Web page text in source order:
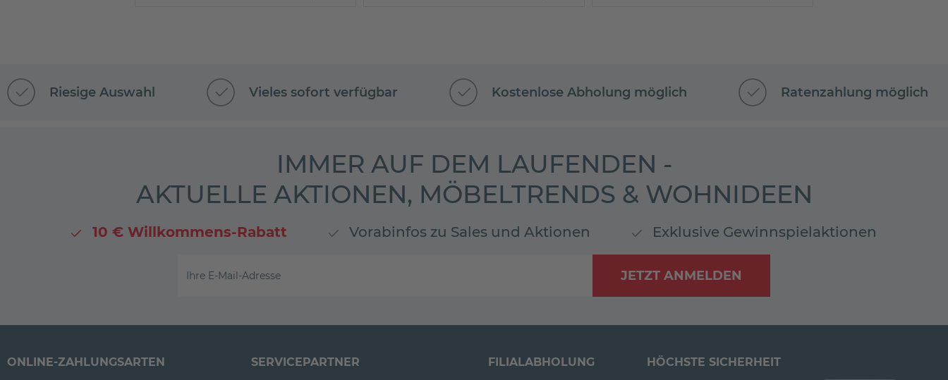
Riesige Auswahl Vieles sofort verfügbar Kostenlose Abholung möglich Ratenzahlung möglich
IMMER AUF DEM LAUFENDEN -
AKTUELLE AKTIONEN, MÖBELTRENDS & WOHNIDEEN
10 € Willkommens-Rabatt Vorabinfos zu Sales und Aktionen Exklusive Gewinnspielaktionen
JETZT ANMELDEN
Ihre E-Mail-Adresse
ONLINE-ZAHLUNGSARTEN SERVICEPARTNER FILIALABHOLUNG HÖCHSTE SICHERHEIT